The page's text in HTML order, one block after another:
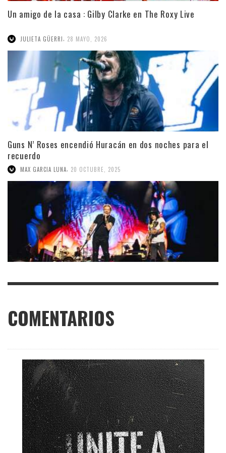
Un amigo de la casa : Gilby Clarke en The Roxy Live
JULIETA GÜERRI, 28 MAYO, 2026
Guns N’ Roses encendió Huracán en dos noches para el
recuerdo
MAX GARCIA LUNA 20 OCTUBRE, 2025
COMENTARIOS